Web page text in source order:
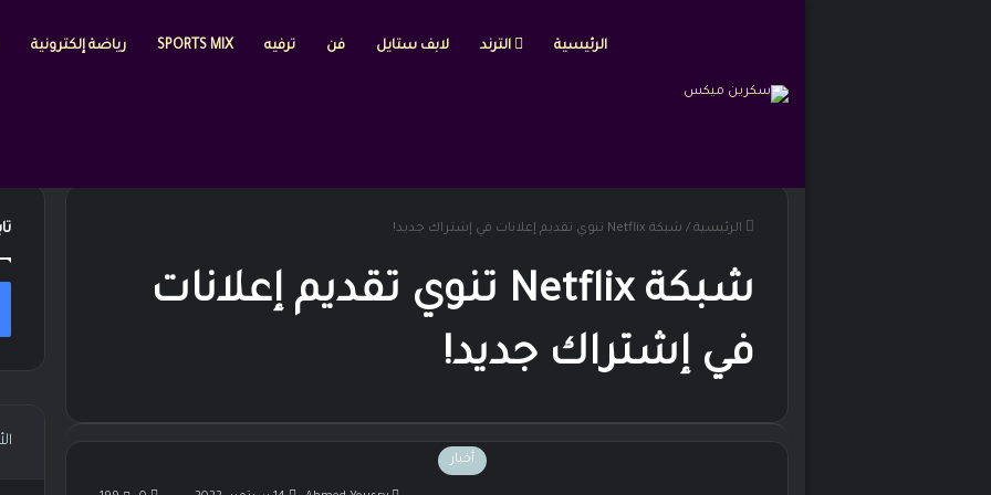
الرئيسية الترند لابف ستايل فن ترفيه SPORTS MIX رياضة إلكترونية
الرئيسية / شبكة Netflix تنوي تقديم إعلانات في إشتراك جديد!
شبكة Netflix تنوي تقديم إعلانات
في إشتراك جديد!
أخبار